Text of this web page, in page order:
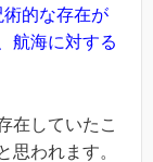
的な存在が
航海に対する
在していたこ
思われます。